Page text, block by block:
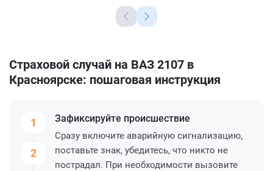
Страховой случай на ВАЗ 2107 в
Красноярске: пошаговая инструкция
1
2
Зафиксируйте происшествие
Сразу включите аварийную сигнализацию,
поставьте знак, убедитесь, что никто не
пострадал. При необходимости вызовите